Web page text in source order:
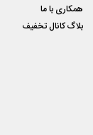
همکاری با ما
بلاگ کانال تخفیف